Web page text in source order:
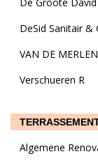
DeSid Sanitair &
VAN DE MERLEN
Verschueren R
Algemene